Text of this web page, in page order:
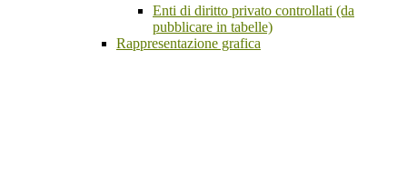
Enti di diritto privato controllati (da
pubblicare in tabelle)
Rappresentazione grafica